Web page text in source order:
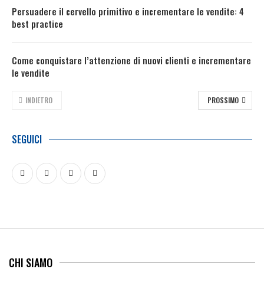
Persuadere il cervello primitivo e incrementare le vendite: 4
best practice
Come conquistare l’attenzione di nuovi clienti e incrementare
le vendite
INDIETRO PROSSIMO
SEGUICI
CHI SIAMO